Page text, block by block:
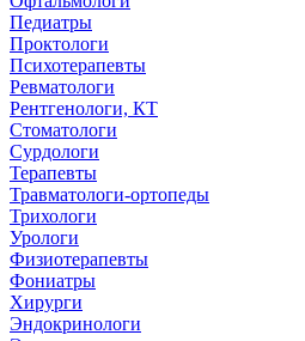
Педиатры
Проктологи
Психотерапевты
Ревматологи
Рентгенологи, КТ
Стоматологи
Сурдологи
Терапевты
Травматологи-ортопеды
Трихологи
Урологи
Физиотерапевты
Фониатры
Хирурги
Эндокринологи